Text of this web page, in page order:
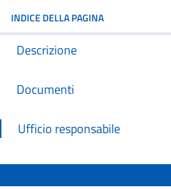
INDICE DELLA PAGINA
Descrizione
Documenti
Ufficio responsabile